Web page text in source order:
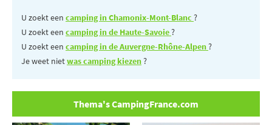
U zoekt een camping in Chamonix-Mont-Blanc ?
U zoekt een camping in de Haute-Savoie?
U zoekt een camping in de Auvergne-Rhône-Alpen?
Je weet nietwas camping kiezen?
Thema's CampingFrance.com